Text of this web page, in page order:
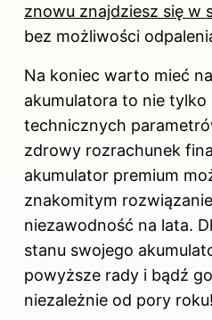
znowu znajdziesz się w
bez możliwości
Na koniec warto mieć
akumulatora to nie tylko
technicznych
zdrowy rozrachunek
akumulator premium
znakomitym
niezawodność na lata.
stanu swojego
powyższe rady i bądź
niezależnie od pory roku!